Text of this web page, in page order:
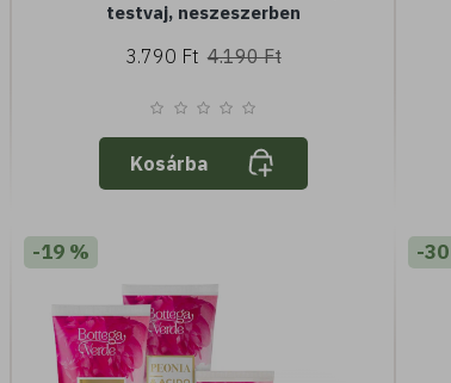
testvaj, neszeszerben
3.790 Ft 4.190 Ft
Kosárba
-19 % -